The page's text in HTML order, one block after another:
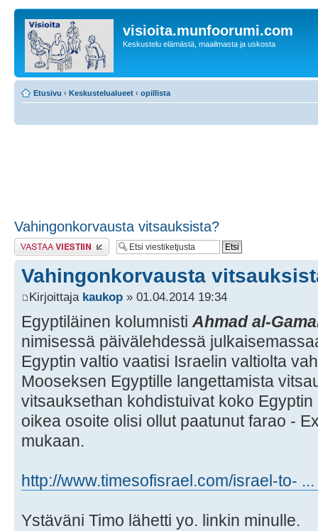
visioita.munfoorumi.com
Keskustelu elämästä, maailmasta ja uskosta
Etusivu ‹ Keskustelualueet ‹ opillista
Vahingonkorvausta vitsauksista?
Lähetä vastaus
Vahingonkorvausta
Kirjoittaja kaukop » 01.04.2014 19:34
Egyptiläinen kolumnisti Ahmad al-
nimisessä päivälehdessä
Egyptin valtio vaatisi Israelin valtiolta
Mooseksen Egyptille langettamista
vitsauksethan kohdistuivat koko
oikea osoite olisi ollut paatunut farao -
mukaan.
http://www.timesofisrael.com/israel-to-
Ystäväni Timo lähetti yo. linkin minulle.